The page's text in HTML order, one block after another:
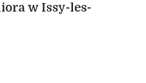
w Issy-les-